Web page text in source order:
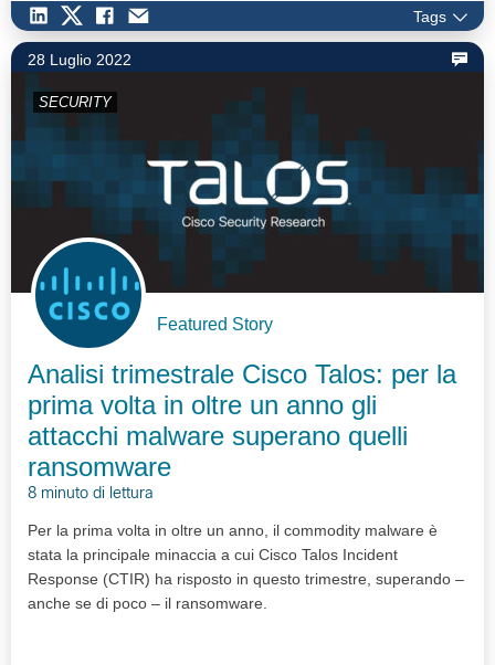
Tags
28 Luglio 2022
SECURITY
Featured Story
Analisi trimestrale Cisco Talos: per la
prima volta in oltre un anno gli
attacchi malware superano quelli
ransomware
8 minuto di lettura
Per la prima volta in oltre un anno, il commodity malware è
stata la principale minaccia a cui Cisco Talos Incident
Response (CTIR) ha risposto in questo trimestre, superando –
anche se di poco – il ransomware.